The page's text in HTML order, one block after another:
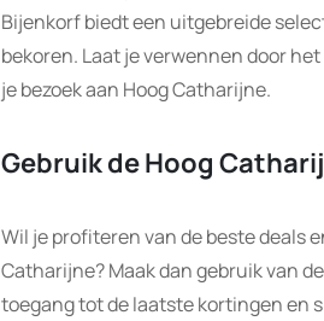
Bijenkorf biedt een uitgebreide
bekoren. Laat je verwennen door
je bezoek aan Hoog Catharijne.
Gebruik de Hoog
Wil je profiteren van de beste deals
Catharijne? Maak dan gebruik van
toegang tot de laatste kortingen en